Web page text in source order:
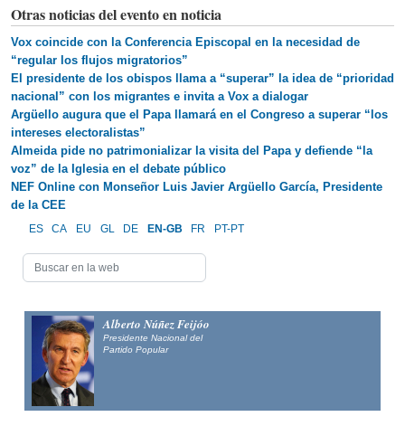
Otras noticias del evento en noticia
Vox coincide con la Conferencia Episcopal en la necesidad de
“regular los flujos migratorios”
El presidente de los obispos llama a “superar” la idea de “prioridad
nacional” con los migrantes e invita a Vox a dialogar
Argüello augura que el Papa llamará en el Congreso a superar “los
intereses electoralistas”
Almeida pide no patrimonializar la visita del Papa y defiende “la
voz” de la Iglesia en el debate público
NEF Online con Monseñor Luis Javier Argüello García, Presidente
de la CEE
ES CA EU GL DE EN-GB FR PT-PT
Alberto Núñez Feijóo
Presidente Nacional del
Partido Popular